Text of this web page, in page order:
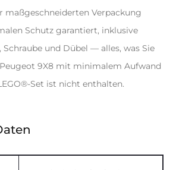
maßgeschneiderten Verpackung
Schutz garantiert, inklusive
und Dübel — alles, was Sie
9X8 mit minimalem Aufwand
Set ist nicht enthalten.